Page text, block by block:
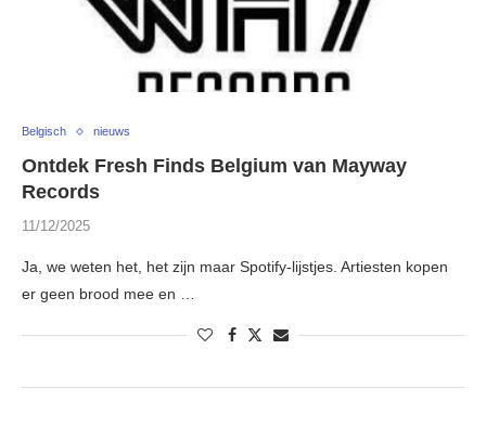
Belgisch nieuws
Ontdek Fresh Finds Belgium van Mayway
Records
11/12/2025
Ja, we weten het, het zijn maar Spotify-lijstjes. Artiesten kopen
er geen brood mee en …